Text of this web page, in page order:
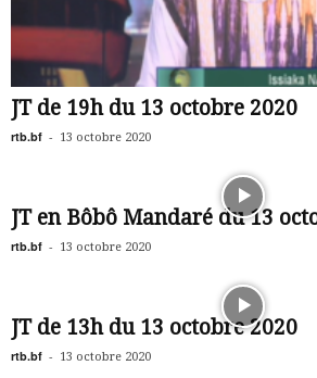
JT de 19h du 13 octobre 2020
rtb.bf - 13 octobre 2020
JT en Bôbô Mandaré du 13
rtb.bf - 13 octobre 2020
JT de 13h du 13 octobre 2020
rtb.bf - 13 octobre 2020